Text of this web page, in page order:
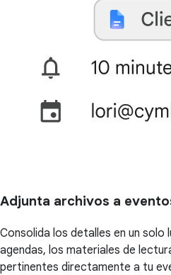
Adjunta archivos a
Consolida los detalles en un solo
agendas, los materiales de
pertinentes directamente a tu